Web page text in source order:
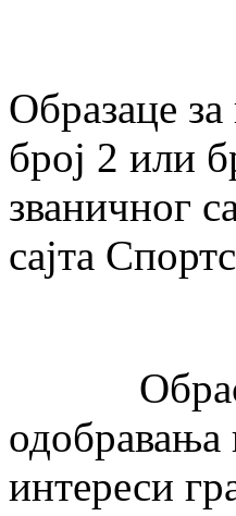
Образаце
број 2 или
званичног
сајта
Обрасци
одобравања
интереси